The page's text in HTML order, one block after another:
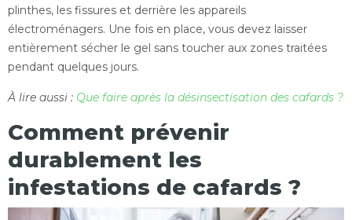
plinthes, les fissures et derrière les appareils
électroménagers. Une fois en place, vous devez laisser
entièrement sécher le gel sans toucher aux zones traitées
pendant quelques jours.
À lire aussi : Que faire après la désinsectisation des cafards ?
Comment prévenir
durablement les
infestations de cafards ?